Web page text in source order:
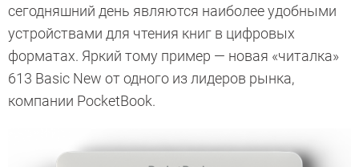
сегодняшний день являются наиболее удобными
устройствами для чтения книг в цифровых
форматах. Яркий тому пример — новая «читалка»
613 Basic New от одного из лидеров рынка,
компании PocketBook.